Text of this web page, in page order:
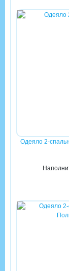
Одеяло 2-